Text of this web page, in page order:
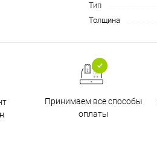
Тип
Толщина
Принимаем все способы
оплаты